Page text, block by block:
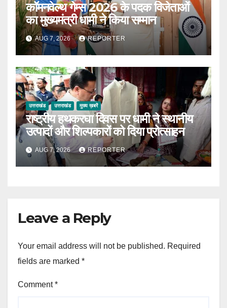
कॉमनवेल्थ गेम्स 2026 के पदक विजेताओं
का मुख्यमंत्री धामी ने किया सम्मान
AUG 7, 2026 REPORTER
उत्तराखंड उत्तराखंड मुख्य ख़बरें
राष्ट्रीय हथकरघा दिवस पर धामी ने स्थानीय
उत्पादों और शिल्पकारों को दिया प्रोत्साहन
AUG 7, 2026 REPORTER
Leave a Reply
Your email address will not be published. Required
fields are marked *
Comment*